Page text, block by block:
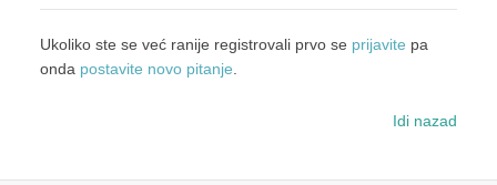
Ukoliko ste se već ranije registrovali prvo se prijavite pa
onda postavite novo pitanje.
Idi nazad